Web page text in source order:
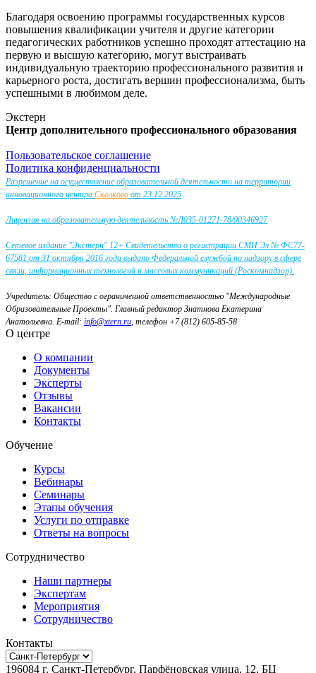
Благодаря освоению программы государственных курсов
повышения квалификации учителя и другие категории
педагогических работников успешно проходят аттестацию на
первую и высшую категорию, могут выстраивать
индивидуальную траекторию профессионального развития и
карьерного роста, достигать вершин профессионализма, быть
успешными в любимом деле.
Экстерн
Центр дополнительного профессионального образования
Пользовательское соглашение
Политика конфиденциальности
Разрешение на осуществление образовательной деятельности на территории
инновационного центра Сколково от 23.12.2025
Лицензия на образовательную деятельность №Л035-01271-78/00346927
Сетевое издание "Экстерн" 12+ Свидетельство о регистрации СМИ Эл № ФС77-
67581 от 31 октября 2016 года выдано Федеральной службой по надзору в сфере
связи, информационных технологий и массовых коммуникаций (Роскомнадзор).
Учредитель: Общество с ограниченной ответственностью "Международные
Образовательные Проекты". Главный редактор Знатнова Екатерина
Анатольевна. E-mail: info@xtern.ru, телефон +7 (812) 605-85-58
О центре
О компании
Документы
Эксперты
Отзывы
Вакансии
Контакты
Обучение
Курсы
Вебинары
Семинары
Этапы обучения
Услуги по отправке
Ответы на вопросы
Сотрудничество
Наши партнеры
Экспертам
Мероприятия
Сотрудничество
Контакты
196084 г. Санкт-Петербург, Парфёновская улица, 12, БЦ